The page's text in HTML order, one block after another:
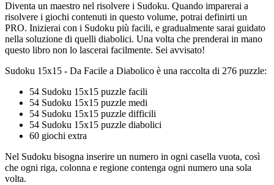
Diventa un maestro nel risolvere i Sudoku. Quando imparerai a
risolvere i giochi contenuti in questo volume, potrai definirti un
PRO. Inizierai con i Sudoku più facili, e gradualmente sarai guidato
nella soluzione di quelli diabolici. Una volta che prenderai in mano
questo libro non lo lascerai facilmente. Sei avvisato!
Sudoku 15x15 - Da Facile a Diabolico è una raccolta di 276 puzzle:
54 Sudoku 15x15 puzzle facili
54 Sudoku 15x15 puzzle medi
54 Sudoku 15x15 puzzle difficili
54 Sudoku 15x15 puzzle diabolici
60 giochi extra
Nel Sudoku bisogna inserire un numero in ogni casella vuota, così
che ogni riga, colonna e regione contenga ogni numero una sola
volta.